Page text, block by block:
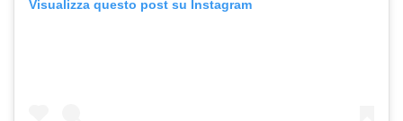
Visualizza questo post su Instagram